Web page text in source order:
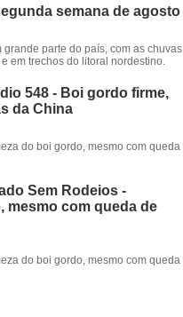
semana de agosto
parte do país, com as chuvas
em trechos do litoral nordestino.
548 - Boi gordo firme,
da China
do boi gordo, mesmo com queda
Sem Rodeios -
mesmo com queda de
do boi gordo, mesmo com queda